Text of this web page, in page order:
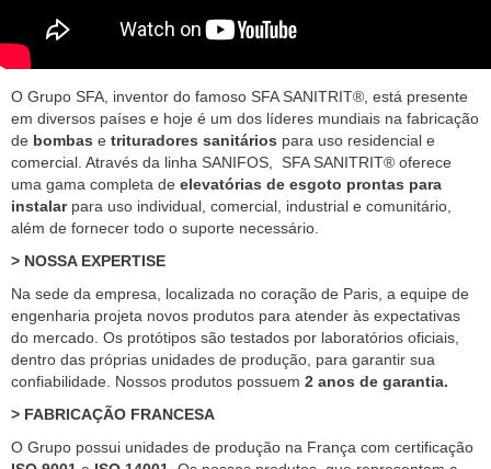
O Grupo SFA, inventor do famoso SFA SANITRIT®, está presente
em diversos países e hoje é um dos líderes mundiais na fabricação
de bombas e trituradores sanitários para uso residencial e
comercial. Através da linha SANIFOS, SFA SANITRIT® oferece
uma gama completa de elevatórias de esgoto prontas para
instalarpara uso individual, comercial, industrial e comunitário,
além de fornecer todo o suporte necessário.
> NOSSA EXPERTISE
Na sede da empresa, localizada no coração de Paris, a equipe de
engenharia projeta novos produtos para atender às expectativas
do mercado. Os protótipos são testados por laboratórios oficiais,
dentro das próprias unidades de produção, para garantir sua
confiabilidade. Nossos produtos possuem 2 anos de garantia.
> FABRICAÇÃO FRANCESA
O Grupo possui unidades de produção na França com certificação